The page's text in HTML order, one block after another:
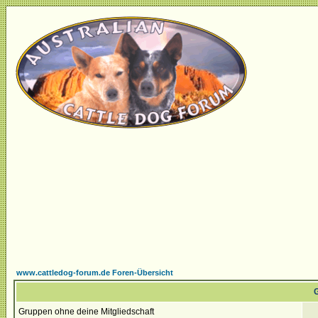
www.cattledog-forum.de Foren-Übersicht
Gruppen ohne deine Mitgliedschaft